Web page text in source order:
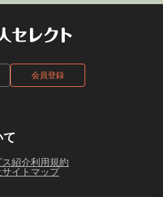
会員登録
て
紹介利用規約
サイトマップ